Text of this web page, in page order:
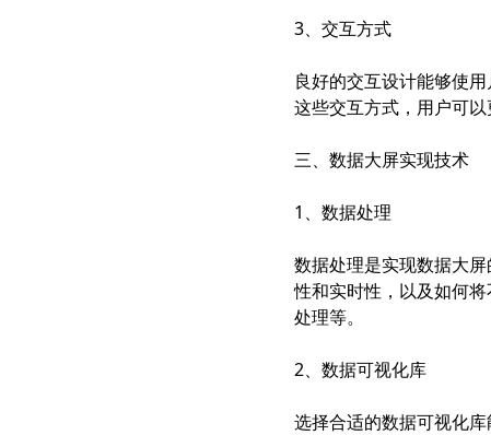
3、交互方式
良好的交互设计能够使
这些交互方式，用户可
三、数据大屏实现技术
1、数据处理
数据处理是实现数据大
性和实时性，以及如何
处理等。
2、数据可视化库
选择合适的数据可视化